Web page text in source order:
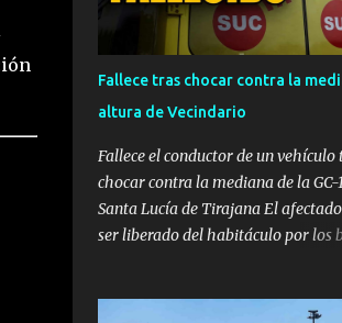
Carrizal, fue víctima de un atraco
pistola a plena luz del día. ​Los
registraron en la franja horaria
horas , momento en el que el
irrumpió en el establecimiento
pánico. ​Esperó a que la dueña se
actuar ​Según se observa en las
registradas por el sistema de
antes de actuar. El sujeto aguardó
Fallece tras chocar contra la
altura de Vecindario
Fallece el conductor de un vehículo
chocar contra la mediana de la GC-
Santa Lucía de Tirajana El
ser liberado del habitáculo por los
Insular, donde finalmente se